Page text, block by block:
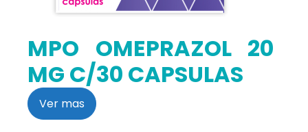
MPO OMEPRAZOL 20
MG C/30 CAPSULAS
Ver mas